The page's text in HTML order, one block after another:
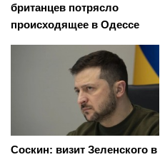
британцев потрясло
происходящее в Одессе
Соскин: визит Зеленского в